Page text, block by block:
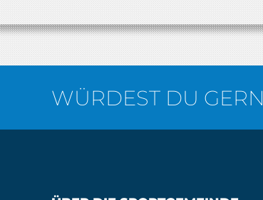
WÜRDEST DU GERN